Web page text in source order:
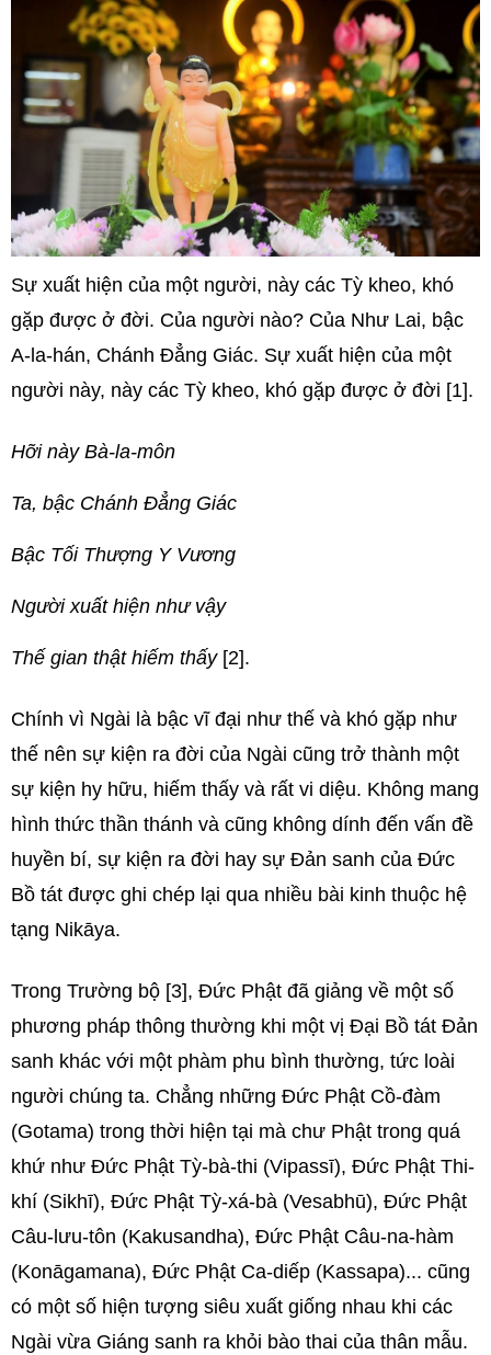
Sự xuất hiện của một người, này các Tỳ kheo, khó
gặp được ở đời. Của người nào? Của Như Lai, bậc
A-la-hán, Chánh Ðẳng Giác. Sự xuất hiện của một
người này, này các Tỳ kheo, khó gặp được ở đời [1].
Hỡi này Bà-la-môn
Ta, bậc Chánh Đẳng Giác
Bậc Tối Thượng Y Vương
Người xuất hiện như vậy
Thế gian thật hiếm thấy[2].
Chính vì Ngài là bậc vĩ đại như thế và khó gặp như
thế nên sự kiện ra đời của Ngài cũng trở thành một
sự kiện hy hữu, hiếm thấy và rất vi diệu. Không mang
hình thức thần thánh và cũng không dính đến vấn đề
huyền bí, sự kiện ra đời hay sự Đản sanh của Đức
Bồ tát được ghi chép lại qua nhiều bài kinh thuộc hệ
tạng Nikāya.
Trong Trường bộ [3], Đức Phật đã giảng về một số
phương pháp thông thường khi một vị Đại Bồ tát Đản
sanh khác với một phàm phu bình thường, tức loài
người chúng ta. Chẳng những Đức Phật Cồ-đàm
(Gotama) trong thời hiện tại mà chư Phật trong quá
khứ như Đức Phật Tỳ-bà-thi (Vipassī), Đức Phật Thi-
khí (Sikhī), Đức Phật Tỳ-xá-bà (Vesabhū), Đức Phật
Câu-lưu-tôn (Kakusandha), Đức Phật Câu-na-hàm
(Konāgamana), Đức Phật Ca-diếp (Kassapa)... cũng
có một số hiện tượng siêu xuất giống nhau khi các
Ngài vừa Giáng sanh ra khỏi bào thai của thân mẫu.